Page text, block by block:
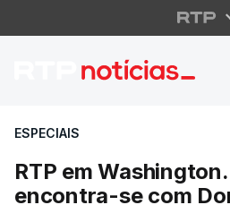
RTP em
ESPECIAIS
RTP em
encontra-se com